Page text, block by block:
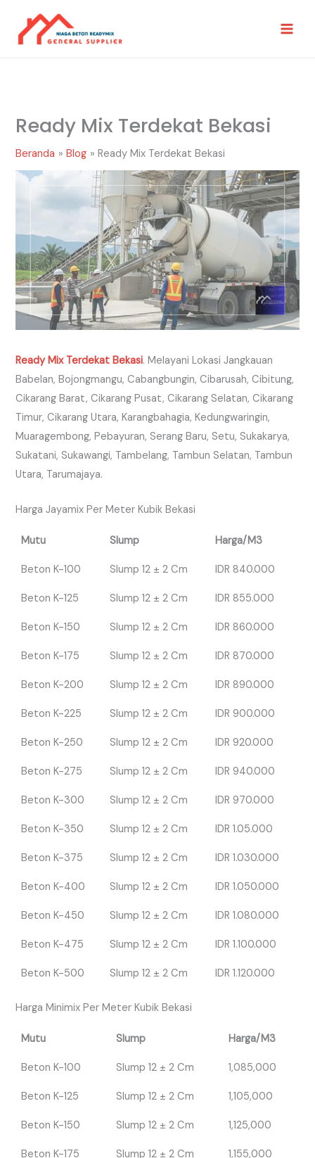
Konten
Ready Mix Terdekat Bekasi
Beranda Blog Ready Mix Terdekat Bekasi
Ready Mix Terdekat Bekasi. Melayani Lokasi Jangkauan
Babelan, Bojongmangu, Cabangbungin, Cibarusah, Cibitung,
Cikarang Barat, Cikarang Pusat, Cikarang Selatan, Cikarang
Timur, Cikarang Utara, Karangbahagia, Kedungwaringin,
Muaragembong, Pebayuran, Serang Baru, Setu, Sukakarya,
Sukatani, Sukawangi, Tambelang, Tambun Selatan, Tambun
Utara, Tarumajaya.
Harga Jayamix Per Meter Kubik Bekasi
Mutu Slump Harga/M3
Beton K-100 Slump 12 ± 2 Cm IDR 840.000
Beton K-125 Slump 12 ± 2 Cm IDR 855.000
Beton K-150 Slump 12 ± 2 Cm IDR 860.000
Beton K-175 Slump 12 ± 2 Cm IDR 870.000
Beton K-200 Slump 12 ± 2 Cm IDR 890.000
Beton K-225 Slump 12 ± 2 Cm IDR 900.000
Beton K-250 Slump 12 ± 2 Cm IDR 920.000
Beton K-275 Slump 12 ± 2 Cm IDR 940.000
Beton K-300 Slump 12 ± 2 Cm IDR 970.000
Beton K-350 Slump 12 ± 2 Cm IDR 1.05.000
Beton K-375 Slump 12 ± 2 Cm IDR 1.030.000
Beton K-400 Slump 12 ± 2 Cm IDR 1.050.000
Beton K-450 Slump 12 ± 2 Cm IDR 1.080.000
Beton K-475 Slump 12 ± 2 Cm IDR 1.100.000
Beton K-500 Slump 12 ± 2 Cm IDR 1.120.000
Harga Minimix Per Meter Kubik Bekasi
Mutu Slump Harga/M3
Beton K-100 Slump 12 ± 2 Cm 1,085,000
Beton K-125 Slump 12 ± 2 Cm 1,105,000
Beton K-150 Slump 12 ± 2 Cm 1,125,000
Beton K-175 Slump 12 ± 2 Cm 1,155,000